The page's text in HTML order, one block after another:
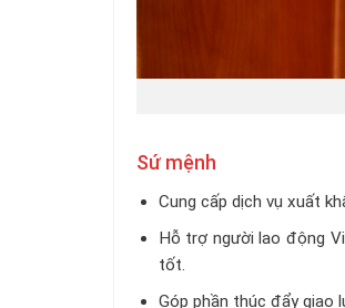
Sứ mệnh
Cung cấp dịch vụ xuất
Hỗ trợ người lao động
tốt.
Góp phần thúc đẩy giao